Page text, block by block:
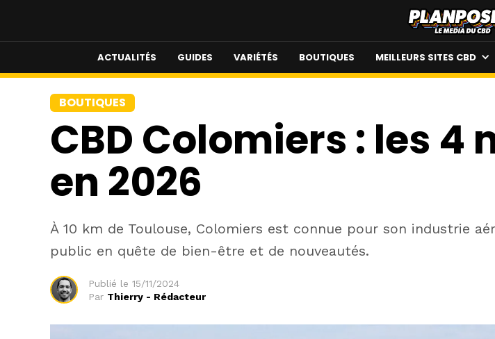
ACTUALITÉS GUIDES VARIÉTÉS BOUTIQUES MEILLEURS SITES CBD
BOUTIQUES
CBD Colomiers : les
en 2026
À 10 km de Toulouse, Colomiers est connue pour son industrie
public en quête de bien-être et de nouveautés.
Publié le 15/11/2024
Par Thierry - Rédacteur